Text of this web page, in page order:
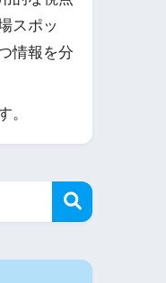
スポッ
情報を分
。